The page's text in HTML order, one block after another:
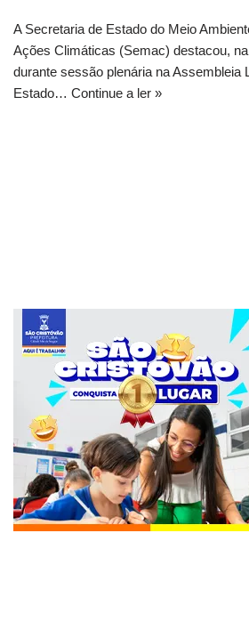
A Secretaria de Estado do Meio
Ações Climáticas (Semac) destacou,
durante sessão plenária na Assembleia
Estado… Continue a ler »